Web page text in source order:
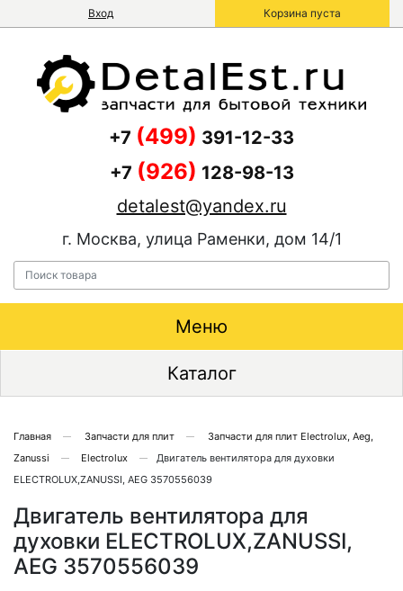
Вход Корзина пуста
+7 (499) 391-12-33
+7 (926) 128-98-13
detalest@yandex.ru
г. Москва, улица Раменки, дом 14/1
Меню
Каталог
Главная Запчасти для плит
Запчасти для плит Electrolux, Aeg,
Zanussi
Electrolux
Двигатель вентилятора для духовки
ELECTROLUX,ZANUSSI, AEG 3570556039
Двигатель вентилятора для
духовки ELECTROLUX,ZANUSSI,
AEG 3570556039